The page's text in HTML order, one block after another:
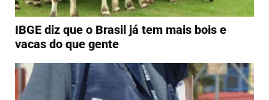
IBGE diz que o Brasil já tem mais bois e
vacas do que gente